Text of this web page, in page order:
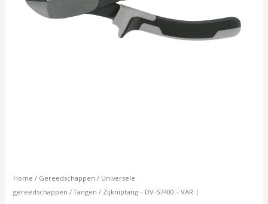
Home / Gereedschappen / Universele
gereedschappen /Tangen / Zijkniptang – DV-57400 – VAR |